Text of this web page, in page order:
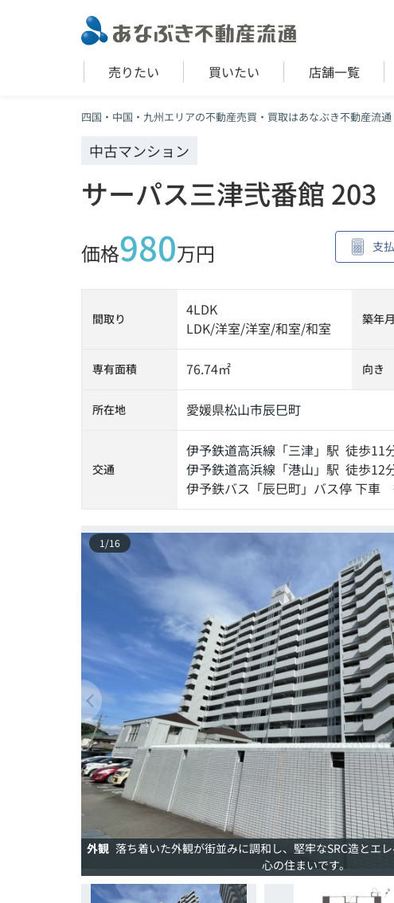
売りたい 買いたい 店舗一覧
四国・中国・九州エリアの不動産売買・買取はあなぶき不動産流通
中古マンション
サーパス三津弐番館 203
価格980万円 支
間取り
4LDK
LDK/洋室/洋室/和室/和室
築年月
専有面積 76.74㎡ 向き
所在地 愛媛県松山市辰巳町
交通
伊予鉄道高浜線 「三津」駅 徒歩11
伊予鉄道高浜線 「港山 」駅 徒歩12
伊予鉄バス「辰巳町」バス停 下車
1/16
外観 落ち着いた外観が街並みに調和し、堅牢なSRC造とエ
心の住まいです。